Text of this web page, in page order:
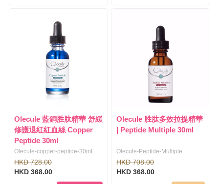
Olecule 藍銅胜肽精華 舒緩
修護退紅紅血絲 Copper
Peptide 30ml
Olecule-copper-peptide-30ml
HKD 728.00
HKD 368.00
Olecule 胜肽多效拉提精華
| Peptide Multiple 30ml
Olecule-Peptide-Multiple
HKD 708.00
HKD 368.00